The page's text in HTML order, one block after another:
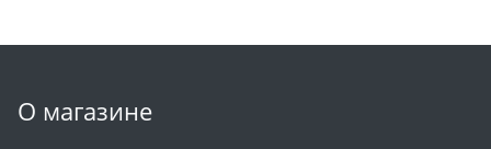
О магазине